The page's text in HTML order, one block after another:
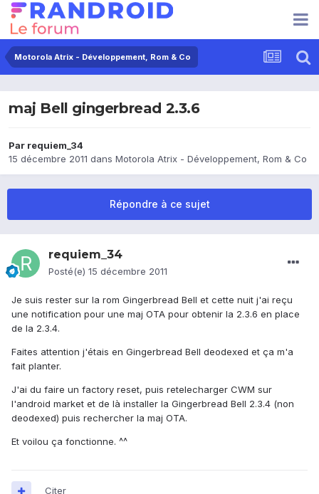
Motorola Atrix - Développement, Rom & Co
maj Bell gingerbread 2.3.6
Par requiem_34
15 décembre 2011 dans Motorola Atrix - Développement, Rom & Co
Répondre à ce sujet
requiem_34
Posté(e) 15 décembre 2011
Je suis rester sur la rom Gingerbread Bell et cette nuit j'ai reçu
une notification pour une maj OTA pour obtenir la 2.3.6 en place
de la 2.3.4.
Faites attention j'étais en Gingerbread Bell deodexed et ça m'a
fait planter.
J'ai du faire un factory reset, puis retelecharger CWM sur
l'android market et de là installer la Gingerbread Bell 2.3.4 (non
deodexed) puis rechercher la maj OTA.
Et voilou ça fonctionne. ^^
Citer